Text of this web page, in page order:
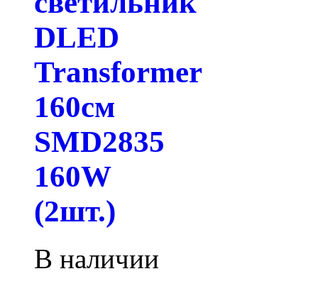
DLED
Transformer
160см
SMD2835
160W
(2шт.)
В наличии